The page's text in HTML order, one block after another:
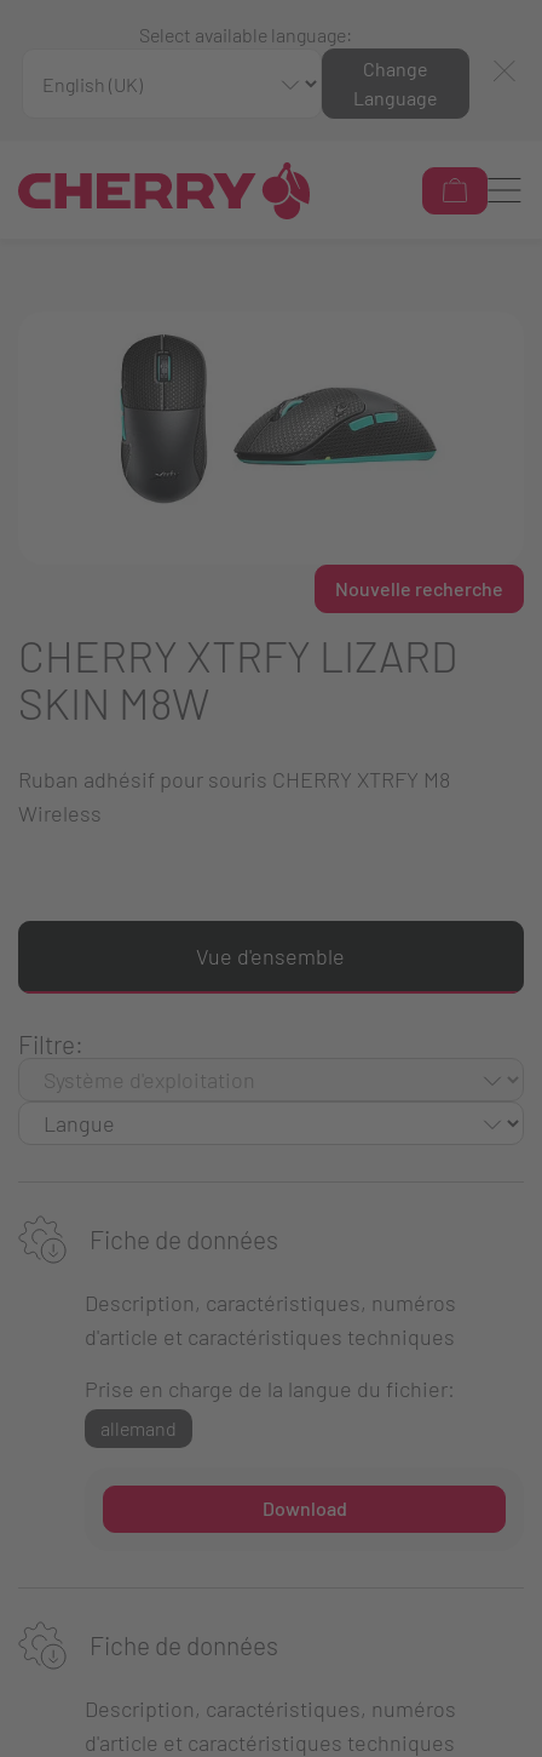
Select available language:
Change
Language
Nouvelle recherche
CHERRY XTRFY LIZARD
SKIN M8W
Ruban adhésif pour souris CHERRY XTRFY M8
Wireless
Vue d'ensemble
Filtre:
Fiche de données
Description, caractéristiques, numéros
d'article et caractéristiques techniques
Prise en charge de la langue du fichier:
allemand
Download
Fiche de données
Description, caractéristiques, numéros
d'article et caractéristiques techniques